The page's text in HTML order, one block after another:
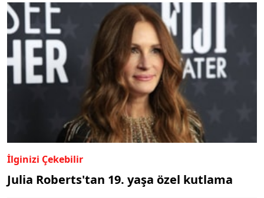
İlginizi Çekebilir
Julia Roberts'tan 19. yaşa özel kutlama